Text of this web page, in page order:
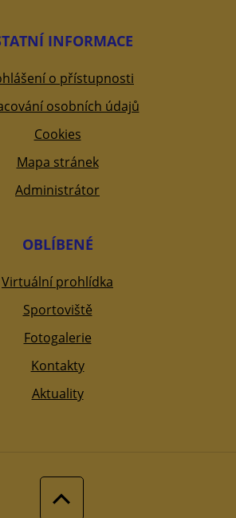
INFORMACE
o přístupnosti
osobních údajů
Cookies
Mapa stránek
Administrátor
OBLÍBENÉ
Virtuální prohlídka
Sportoviště
Fotogalerie
Kontakty
Aktuality